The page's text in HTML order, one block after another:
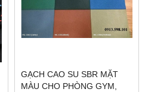
GẠCH CAO SU SBR MẶT
MÀU CHO PHÒNG GYM,